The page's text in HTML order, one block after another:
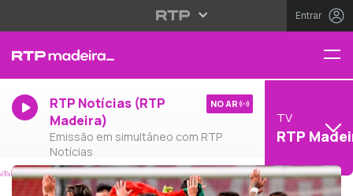
Entrar
RTP Notícias (RTP
Madeira)
Emissão em simultâneo com RTP
Notícias
NO AR
TV
RTP